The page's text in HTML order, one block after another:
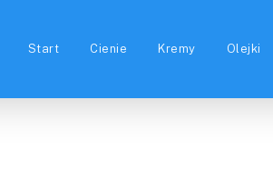
Start Cienie Kremy Olejki